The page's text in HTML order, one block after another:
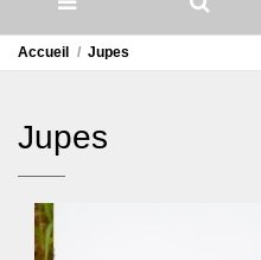
Accueil Jupes
Jupes